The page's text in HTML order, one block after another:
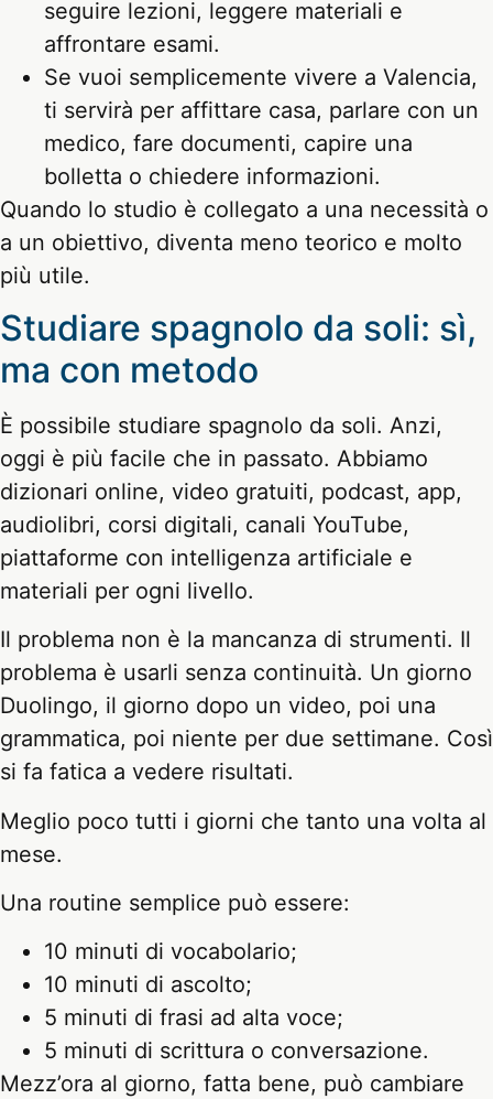
seguire lezioni, leggere materiali e
affrontare esami.
Se vuoi semplicemente vivere a Valencia,
ti servirà per affittare casa, parlare con un
medico, fare documenti, capire una
bolletta o chiedere informazioni.
Quando lo studio è collegato a una necessità o
a un obiettivo, diventa meno teorico e molto
più utile.
Studiare spagnolo da soli: sì,
ma con metodo
È possibile studiare spagnolo da soli. Anzi,
oggi è più facile che in passato. Abbiamo
dizionari online, video gratuiti, podcast, app,
audiolibri, corsi digitali, canali YouTube,
piattaforme con intelligenza artificiale e
materiali per ogni livello.
Il problema non è la mancanza di strumenti. Il
problema è usarli senza continuità. Un giorno
Duolingo, il giorno dopo un video, poi una
grammatica, poi niente per due settimane. Così
si fa fatica a vedere risultati.
Meglio poco tutti i giorni che tanto una volta al
mese.
Una routine semplice può essere:
10 minuti di vocabolario;
10 minuti di ascolto;
5 minuti di frasi ad alta voce;
5 minuti di scrittura o conversazione.
Mezz’ora al giorno, fatta bene, può cambiare